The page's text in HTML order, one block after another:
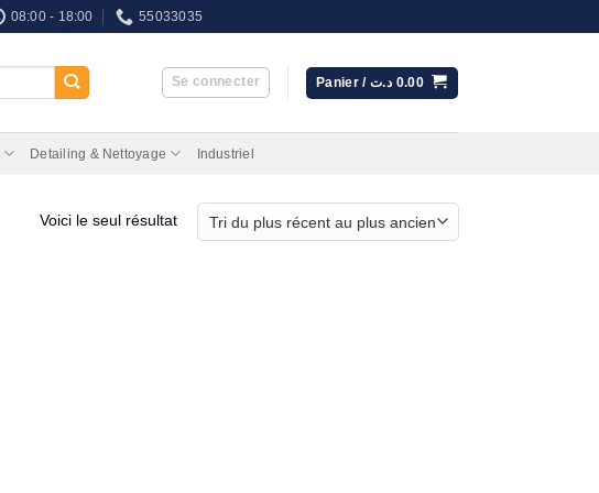
08:00 - 18:00 55033035
Se connecter Panier / 0.00 د.ت
Detailing & Nettoyage Industriel
Voici le seul résultat